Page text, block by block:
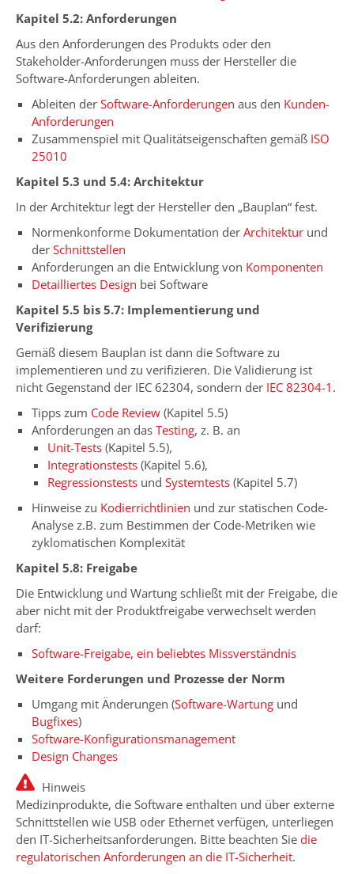
Kapitel 5.2: Anforderungen
Aus den Anforderungen des Produkts oder den
Stakeholder-Anforderungen muss der Hersteller die
Software-Anforderungen ableiten.
Ableiten der Software-Anforderungen aus den Kunden-
Anforderungen
Zusammenspiel mit Qualitätseigenschaften gemäß ISO
25010
Kapitel 5.3 und 5.4: Architektur
In der Architektur legt der Hersteller den „Bauplan“ fest.
Normenkonforme Dokumentation der Architektur und
der Schnittstellen
Anforderungen an die Entwicklung von Komponenten
Detailliertes Design bei Software
Kapitel 5.5 bis 5.7: Implementierung und
Verifizierung
Gemäß diesem Bauplan ist dann die Software zu
implementieren und zu verifizieren. Die Validierung ist
nicht Gegenstand der IEC 62304, sondern der IEC 82304-1 .
Tipps zum Code Review (Kapitel 5.5)
Anforderungen an das Testing, z. B. an
Unit-Tests (Kapitel 5.5),
Integrationstests (Kapitel 5.6),
Regressionstests und Systemtests (Kapitel 5.7)
Hinweise zu Kodierrichtlinien und zur statischen Code-
Analyse z.B. zum Bestimmen der Code-Metriken wie
zyklomatischen Komplexität
Kapitel 5.8: Freigabe
Die Entwicklung und Wartung schließt mit der Freigabe, die
aber nicht mit der Produktfreigabe verwechselt werden
darf:
Software-Freigabe, ein beliebtes Missverständnis
Weitere Forderungen und Prozesse der Norm
Umgang mit Änderungen (Software-Wartung und
Bugfixes)
Software-Konfigurationsmanagement
Design Changes
Hinweis
Medizinprodukte, die Software enthalten und über externe
Schnittstellen wie USB oder Ethernet verfügen, unterliegen
den IT-Sicherheitsanforderungen. Bitte beachten Sie die
regulatorischen Anforderungen an die IT-Sicherheit.